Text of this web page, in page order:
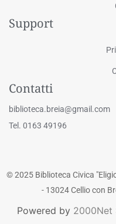
Support
Contatti
biblioteca.breia@gmail.com
Tel. 0163 49196
© 2025 Biblioteca Civica
- 13024 Cellio con
Powered by 2000Net